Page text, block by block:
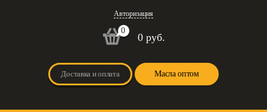
Авторизация
0
0 руб.
Доставка и оплата Масла оптом